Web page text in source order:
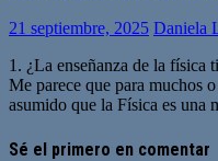
21 septiembre, 2025 Daniela
1. ¿La enseñanza de la física
Me parece que para muchos
asumido que la Física es una
Sé el primero en comentar